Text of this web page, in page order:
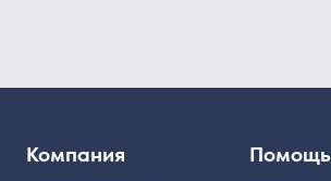
Компания Помощь